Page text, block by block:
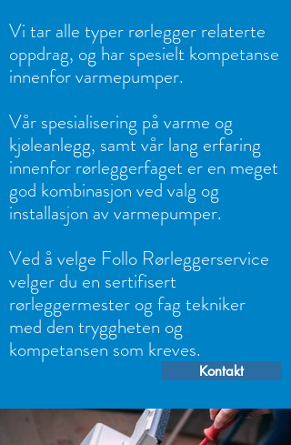
Vi tar alle typer rørlegger relaterte
oppdrag, og har spesielt kompetanse
innenfor varmepumper.
Vår spesialisering på varme og
kjøleanlegg, samt vår lang erfaring
innenfor rørleggerfaget er en meget
god kombinasjon ved valg og
installasjon av varmepumper.
Ved å velge Follo Rørleggerservice
velger du en sertifisert
rørleggermester og fag tekniker
med den tryggheten og
kompetansen som kreves.
Kontakt